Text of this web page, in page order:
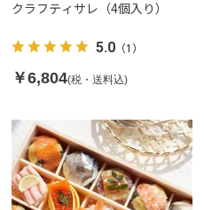
クラフティサレ（4個入り）
5.0（1）
￥6,804(税・送料込)